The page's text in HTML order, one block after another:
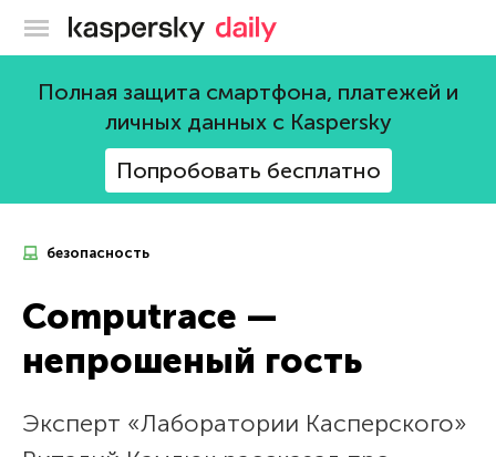
Блог Касперского
Полная защита смартфона, платежей и
личных данных с Kaspersky
Попробовать бесплатно
безопасность
Computrace —
непрошеный гость
Эксперт «Лаборатории Касперского»